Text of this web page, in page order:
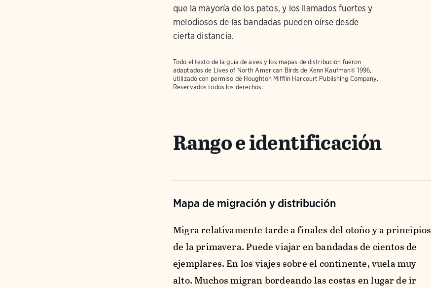
que la mayoría de los patos, y los llamados fuertes y
melodiosos de las bandadas pueden oírse desde
cierta distancia.
Todo el texto de la guía de aves y los mapas de distribución fueron
adaptados de Lives of North American Birds de Kenn Kaufman© 1996,
utilizado con permiso de Houghton Mifflin Harcourt Publishing Company.
Reservados todos los derechos.
Rango e identificación
Mapa de migración y distribución
Migra relativamente tarde a finales del otoño y a principios
de la primavera. Puede viajar en bandadas de cientos de
ejemplares. En los viajes sobre el continente, vuela muy
alto. Muchos migran bordeando las costas en lugar de ir